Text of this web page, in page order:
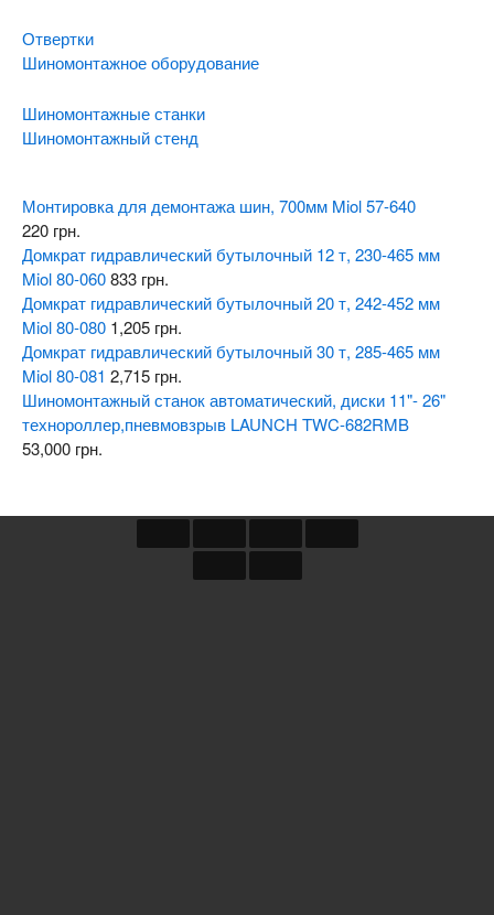
Отвертки
Шиномонтажное оборудование
Шиномонтажные станки
Шиномонтажный стенд
Монтировка для демонтажа шин, 700мм Miol 57-640
220 грн.
Домкрат гидравлический бутылочный 12 т, 230-465 мм
Miol 80-060833 грн.
Домкрат гидравлический бутылочный 20 т, 242-452 мм
Miol 80-080 1,205 грн.
Домкрат гидравлический бутылочный 30 т, 285-465 мм
Miol 80-081 2,715 грн.
Шиномонтажный станок автоматический, диски 11"- 26"
технороллер,пневмовзрыв LAUNCH TWC-682RMB
53,000 грн.